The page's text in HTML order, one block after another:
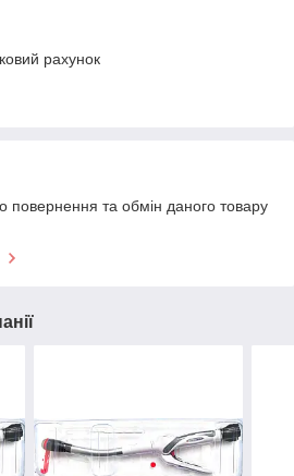
рахунок
та обмін даного товару